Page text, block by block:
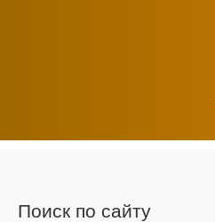
Поиск по сайту